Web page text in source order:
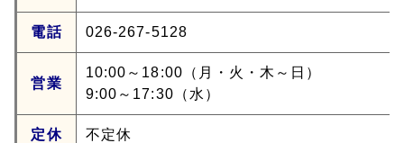
電話 026-267-5128
営業
10:00～18:00（月・火・木～日）
9:00～17:30（水）
定休 不定休